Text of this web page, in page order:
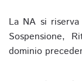
La NA si
Sospensione,
dominio